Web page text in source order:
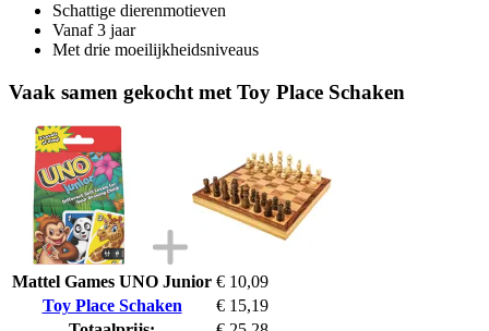
Schattige dierenmotieven
Vanaf 3 jaar
Met drie moeilijkheidsniveaus
Vaak samen gekocht met Toy Place Schaken
Mattel Games UNO Junior € 10,09
Toy Place Schaken
€ 15,19